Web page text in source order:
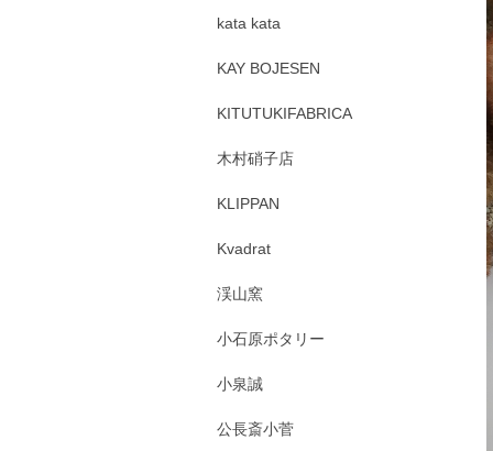
kata kata
KAY BOJESEN
KITUTUKIFABRICA
木村硝子店
KLIPPAN
Kvadrat
渓山窯
小石原ポタリー
小泉誠
公長斎小菅